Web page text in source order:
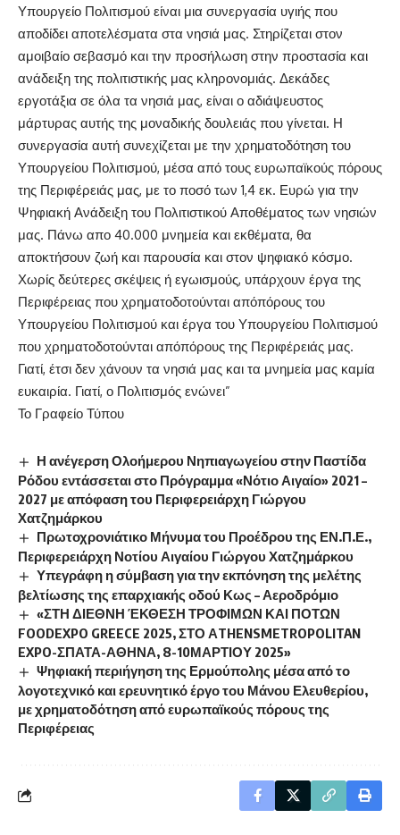
Υπουργείο Πολιτισμού είναι μια συνεργασία υγιής που
αποδίδει αποτελέσματα στα νησιά μας. Στηρίζεται στον
αμοιβαίο σεβασμό και την προσήλωση στην προστασία και
ανάδειξη της πολιτιστικής μας κληρονομιάς. Δεκάδες
εργοτάξια σε όλα τα νησιά μας, είναι ο αδιάψευστος
μάρτυρας αυτής της μοναδικής δουλειάς που γίνεται. Η
συνεργασία αυτή συνεχίζεται με την χρηματοδότηση του
Υπουργείου Πολιτισμού, μέσα από τους ευρωπαϊκούς πόρους
της Περιφέρειάς μας, με το ποσό των 1,4 εκ. Ευρώ για την
Ψηφιακή Ανάδειξη του Πολιτιστικού Αποθέματος των νησιών
μας. Πάνω απο 40.000 μνημεία και εκθέματα, θα
αποκτήσουν ζωή και παρουσία και στον ψηφιακό κόσμο.
Χωρίς δεύτερες σκέψεις ή εγωισμούς, υπάρχουν έργα της
Περιφέρειας που χρηματοδοτούνται απόπόρους του
Υπουργείου Πολιτισμού και έργα του Υπουργείου Πολιτισμού
που χρηματοδοτούνται απόπόρους της Περιφέρειάς μας.
Γιατί, έτσι δεν χάνουν τα νησιά μας και τα μνημεία μας καμία
ευκαιρία. Γιατί, ο Πολιτισμός ενώνει”
Το Γραφείο Τύπου
Η ανέγερση Ολοήμερου Νηπιαγωγείου στην Παστίδα
Ρόδου εντάσσεται στο Πρόγραμμα «Νότιο Αιγαίο» 2021 –
2027 με απόφαση του Περιφερειάρχη Γιώργου
Χατζημάρκου
Πρωτοχρονιάτικο Μήνυμα του Προέδρου της ΕΝ.Π.Ε.,
Περιφερειάρχη Νοτίου Αιγαίου Γιώργου Χατζημάρκου
Υπεγράφη η σύμβαση για την εκπόνηση της μελέτης
βελτίωσης της επαρχιακής οδού Κως – Αεροδρόμιο
«ΣΤΗ ΔΙΕΘΝΗ ΈΚΘΕΣΗ ΤΡΟΦΙΜΩΝ ΚΑΙ ΠΟΤΩΝ
FOODEXPO GREECE 2025, ΣΤΟ ΑTHENSMETROPOLITAN
EXPO-ΣΠΑΤΑ-ΑΘΗΝΑ, 8-10ΜΑΡΤΙΟΥ 2025»
Ψηφιακή περιήγηση της Ερμούπολης μέσα από το
λογοτεχνικό και ερευνητικό έργο του Μάνου Ελευθερίου,
με χρηματοδότηση από ευρωπαϊκούς πόρους της
Περιφέρειας